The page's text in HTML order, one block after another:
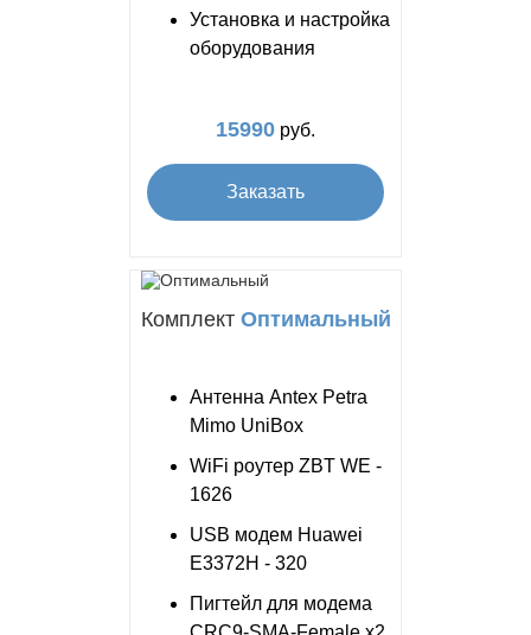
Установка и настройка
оборудования
15990 руб.
Заказать
Комплект Оптимальный
Антенна Antex Petra
Mimo UniBox
WiFi роутер ZBT WE -
1626
USB модем Huawei
E3372H - 320
Пигтейл для модема